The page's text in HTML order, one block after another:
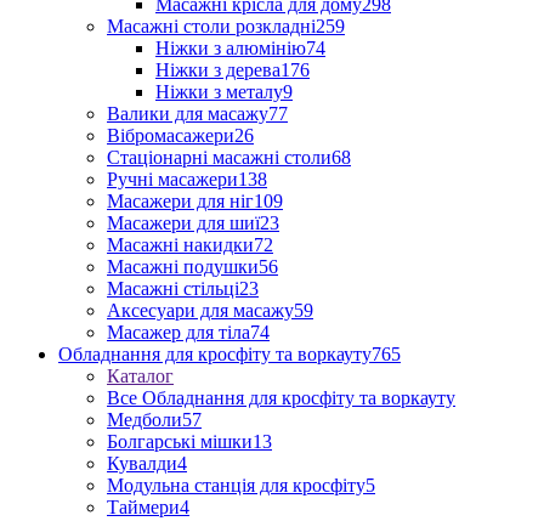
Масажні крісла для дому298
Масажні столи розкладні259
Ніжки з алюмінію74
Ніжки з дерева176
Ніжки з металу9
Валики для масажу77
Вібромасажери26
Стаціонарні масажні столи68
Ручні масажери138
Масажери для ніг109
Масажери для шиї23
Масажні накидки72
Масажні подушки56
Масажні стільці23
Аксесуари для масажу59
Масажер для тіла74
Обладнання для кросфіту та воркауту765
Каталог
Все Обладнання для кросфіту та воркауту
Медболи57
Болгарські мішки13
Кувалди4
Модульна станція для кросфіту5
Таймери4